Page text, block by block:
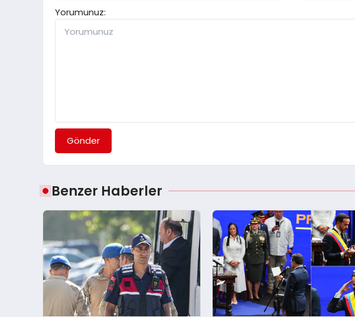
Yorumunuz:
Gönder
Benzer Haberler